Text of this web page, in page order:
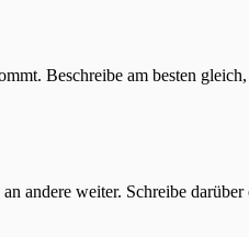
Beschreibe am besten
andere weiter. Schreibe